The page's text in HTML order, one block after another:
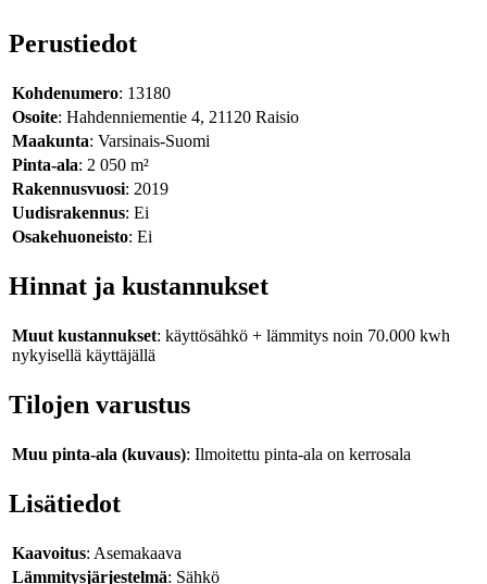
Perustiedot
Kohdenumero: 13180
Osoite: Hahdenniementie 4, 21120 Raisio
Maakunta: Varsinais-Suomi
Pinta-ala: 2 050 m²
Rakennusvuosi: 2019
Uudisrakennus: Ei
Osakehuoneisto: Ei
Hinnat ja kustannukset
Muut kustannukset: käyttösähkö + lämmitys noin 70.000 kwh
nykyisellä käyttäjällä
Tilojen varustus
Muu pinta-ala (kuvaus): Ilmoitettu pinta-ala on kerrosala
Lisätiedot
Kaavoitus: Asemakaava
Lämmitysjärjestelmä: Sähkö